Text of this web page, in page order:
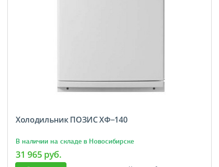
Холодильник ПОЗИС ХФ−140
В наличии на складе в Новосибирске
31 965 руб.